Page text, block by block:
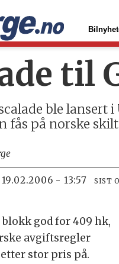
til
ble lansert
fås på norske
19.02.2006 - 13:57 SIST
god for 409 hk,
avgiftsregler
stor pris på.